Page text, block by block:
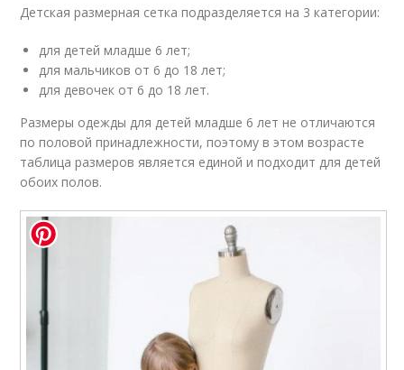
Детская размерная сетка подразделяется на 3 категории:
для детей младше 6 лет;
для мальчиков от 6 до 18 лет;
для девочек от 6 до 18 лет.
Размеры одежды для детей младше 6 лет не отличаются
по половой принадлежности, поэтому в этом возрасте
таблица размеров является единой и подходит для детей
обоих полов.